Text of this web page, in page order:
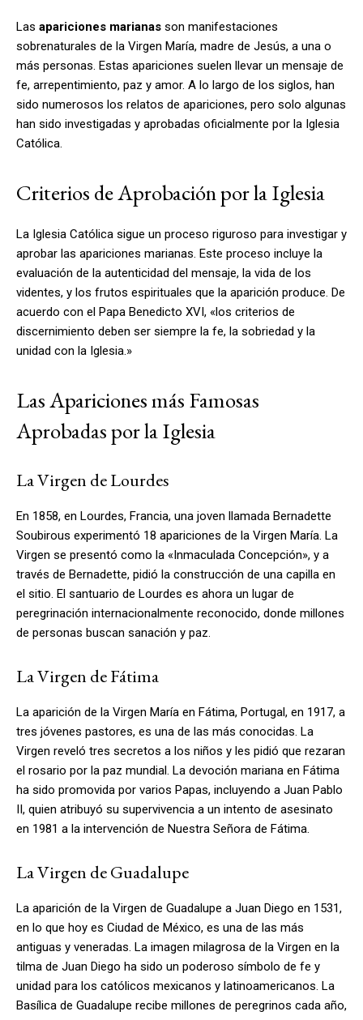
Las apariciones marianas son manifestaciones
sobrenaturales de la Virgen María, madre de Jesús, a una o
más personas. Estas apariciones suelen llevar un mensaje de
fe, arrepentimiento, paz y amor. A lo largo de los siglos, han
sido numerosos los relatos de apariciones, pero solo algunas
han sido investigadas y aprobadas oficialmente por la Iglesia
Católica.
Criterios de Aprobación por la Iglesia
La Iglesia Católica sigue un proceso riguroso para investigar y
aprobar las apariciones marianas. Este proceso incluye la
evaluación de la autenticidad del mensaje, la vida de los
videntes, y los frutos espirituales que la aparición produce. De
acuerdo con el Papa Benedicto XVI, «los criterios de
discernimiento deben ser siempre la fe, la sobriedad y la
unidad con la Iglesia.»
Las Apariciones más Famosas
Aprobadas por la Iglesia
La Virgen de Lourdes
En 1858, en Lourdes, Francia, una joven llamada Bernadette
Soubirous experimentó 18 apariciones de la Virgen María. La
Virgen se presentó como la «Inmaculada Concepción», y a
través de Bernadette, pidió la construcción de una capilla en
el sitio. El santuario de Lourdes es ahora un lugar de
peregrinación internacionalmente reconocido, donde millones
de personas buscan sanación y paz.
La Virgen de Fátima
La aparición de la Virgen María en Fátima, Portugal, en 1917, a
tres jóvenes pastores, es una de las más conocidas. La
Virgen reveló tres secretos a los niños y les pidió que rezaran
el rosario por la paz mundial. La devoción mariana en Fátima
ha sido promovida por varios Papas, incluyendo a Juan Pablo
II, quien atribuyó su supervivencia a un intento de asesinato
en 1981 a la intervención de Nuestra Señora de Fátima.
La Virgen de Guadalupe
La aparición de la Virgen de Guadalupe a Juan Diego en 1531,
en lo que hoy es Ciudad de México, es una de las más
antiguas y veneradas. La imagen milagrosa de la Virgen en la
tilma de Juan Diego ha sido un poderoso símbolo de fe y
unidad para los católicos mexicanos y latinoamericanos. La
Basílica de Guadalupe recibe millones de peregrinos cada año,